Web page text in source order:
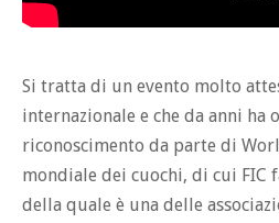
Si tratta di un evento molto
internazionale e che da anni ha
riconoscimento da parte di
mondiale dei cuochi, di cui FIC
della quale è una delle